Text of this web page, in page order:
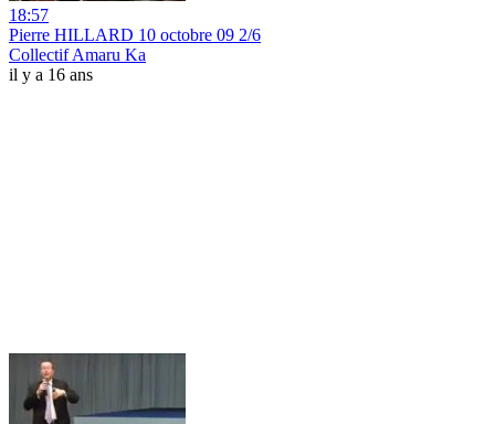
18:57
Pierre HILLARD 10 octobre 09 2/6
Collectif Amaru Ka
il y a 16 ans